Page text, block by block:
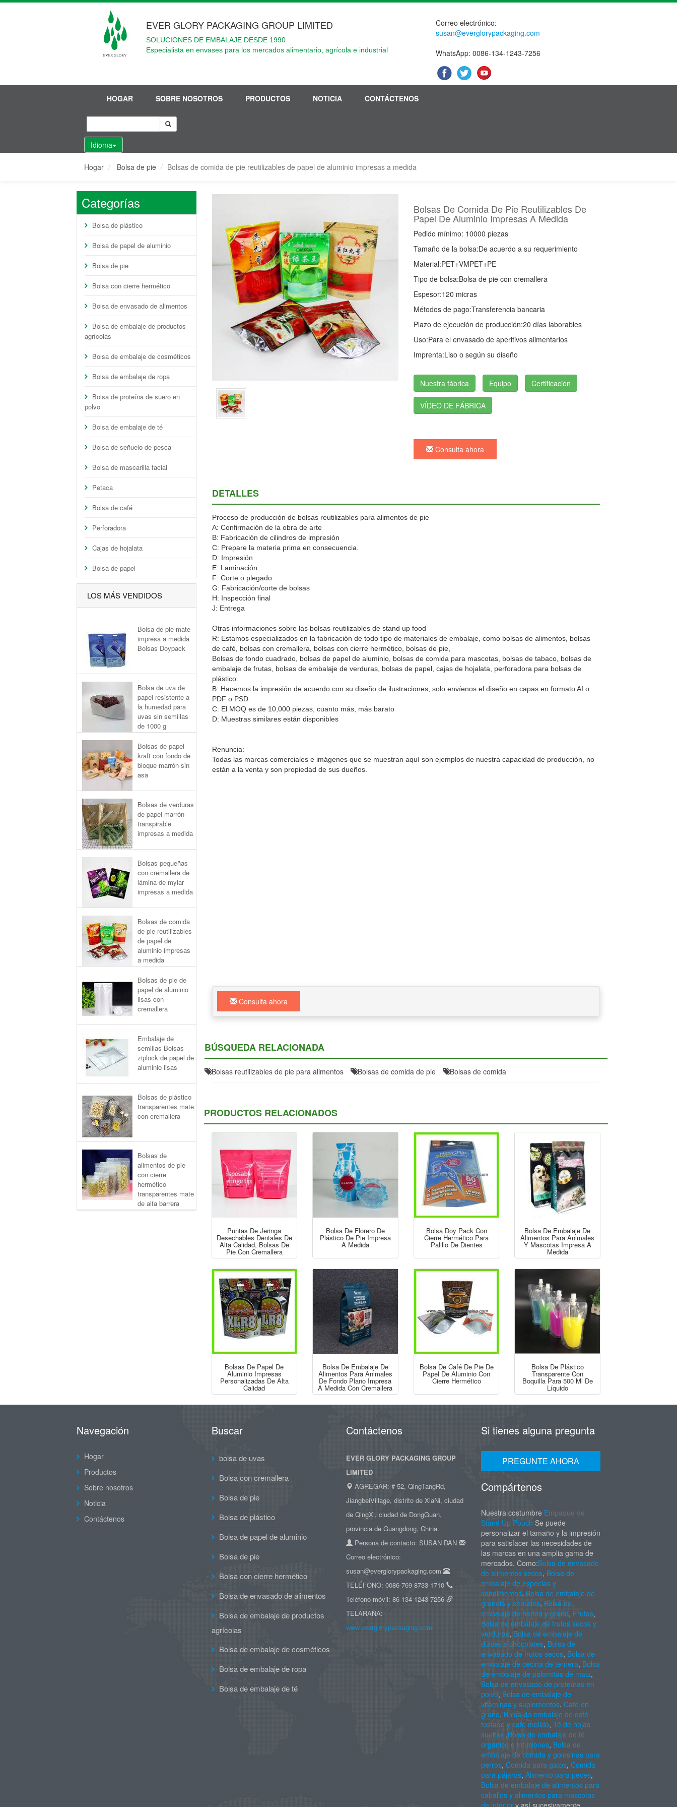
EVER GLORY PACKAGING GROUP LIMITED
SOLUCIONES DE EMBALAJE DESDE 1990
Especialista en envases para los mercados alimentario, agrícola e industrial
Correo electrónico:
susan@everglorypackaging.com
WhatsApp: 0086-134-1243-7256
HOGAR SOBRE NOSOTROS PRODUCTOS NOTICIA CONTÁCTENOS
Idioma
Hogar Bolsa de pie Bolsas de comida de pie reutilizables de papel de aluminio impresas a medida
Categorías
Bolsa de plástico
Bolsa de papel de aluminio
Bolsa de pie
Bolsa con cierre hermético
Bolsa de envasado de alimentos
Bolsa de embalaje de productos
agrícolas
Bolsa de embalaje de cosméticos
Bolsa de embalaje de ropa
Bolsa de proteína de suero en
polvo
Bolsa de embalaje de té
Bolsa de señuelo de pesca
Bolsa de mascarilla facial
Petaca
Bolsa de café
Perforadora
Cajas de hojalata
Bolsa de papel
LOS MÁS VENDIDOS
Bolsa de pie mate
impresa a medida
Bolsas Doypack
Bolsa de uva de
papel resistente a
la humedad para
uvas sin semillas
de 1000 g
Bolsas de papel
kraft con fondo de
bloque marrón sin
asa
Bolsas de verduras
de papel marrón
transpirable
impresas a medida
Bolsas pequeñas
con cremallera de
lámina de mylar
impresas a medida
Bolsas de comida
de pie reutilizables
de papel de
aluminio impresas
a medida
Bolsas de pie de
papel de aluminio
lisas con
cremallera
Embalaje de
semillas Bolsas
ziplock de papel de
aluminio lisas
Bolsas de plástico
transparentes mate
con cremallera
Bolsas de
alimentos de pie
con cierre
hermético
transparentes mate
de alta barrera
Bolsas De Comida De Pie Reutilizables De
Papel De Aluminio Impresas A Medida
Pedido mínimo: 10000 piezas
Tamaño de la bolsa:De acuerdo a su requerimiento
Material:PET+VMPET+PE
Tipo de bolsa:Bolsa de pie con cremallera
Espesor:120 micras
Métodos de pago:Transferencia bancaria
Plazo de ejecución de producción:20 días laborables
Uso:Para el envasado de aperitivos alimentarios
Imprenta:Liso o según su diseño
Nuestra fábrica Equipo Certificación
VÍDEO DE FÁBRICA
Consulta ahora
DETALLES
Proceso de producción de bolsas reutilizables para alimentos de pie
A: Confirmación de la obra de arte
B: Fabricación de cilindros de impresión
C: Prepare la materia prima en consecuencia.
D: Impresión
E: Laminación
F: Corte o plegado
G: Fabricación/corte de bolsas
H: Inspección final
J: Entrega
Otras informaciones sobre las bolsas reutilizables de stand up food
R: Estamos especializados en la fabricación de todo tipo de materiales de embalaje, como bolsas de alimentos, bolsas
de café, bolsas con cremallera, bolsas con cierre hermético, bolsas de pie,
Bolsas de fondo cuadrado, bolsas de papel de aluminio, bolsas de comida para mascotas, bolsas de tabaco, bolsas de
embalaje de frutas, bolsas de embalaje de verduras, bolsas de papel, cajas de hojalata, perforadora para bolsas de
plástico.
B: Hacemos la impresión de acuerdo con su diseño de ilustraciones, solo envíenos el diseño en capas en formato AI o
PDF o PSD.
C: El MOQ es de 10,000 piezas, cuanto más, más barato
D: Muestras similares están disponibles
Renuncia:
Todas las marcas comerciales e imágenes que se muestran aquí son ejemplos de nuestra capacidad de producción, no
están a la venta y son propiedad de sus dueños.
Consulta ahora
BÚSQUEDA RELACIONADA
Bolsas reutilizables de pie para alimentos Bolsas de comida de pie Bolsas de comida
PRODUCTOS RELACIONADOS
Puntas De Jeringa
Desechables Dentales De
Alta Calidad, Bolsas De
Pie Con Cremallera
Bolsa De Florero De
Plástico De Pie Impresa
A Medida
Bolsa Doy Pack Con
Cierre Hermético Para
Palillo De Dientes
Bolsa De Embalaje De
Alimentos Para Animales
Y Mascotas Impresa A
Medida
Bolsas De Papel De
Aluminio Impresas
Personalizadas De Alta
Calidad
Bolsa De Embalaje De
Alimentos Para Animales
De Fondo Plano Impresa
A Medida Con Cremallera
Bolsa De Café De Pie De
Papel De Aluminio Con
Cierre Hermético
Bolsa De Plástico
Transparente Con
Boquilla Para 500 Ml De
Líquido
Navegación
Hogar
Productos
Sobre nosotros
Noticia
Contáctenos
Buscar
bolsa de uvas
Bolsa con cremallera
Bolsa de pie
Bolsa de plástico
Bolsa de papel de aluminio
Bolsa de pie
Bolsa con cierre hermético
Bolsa de envasado de alimentos
Bolsa de embalaje de productos
agrícolas
Bolsa de embalaje de cosméticos
Bolsa de embalaje de ropa
Bolsa de embalaje de té
Contáctenos
EVER GLORY PACKAGING GROUP
LIMITED
AGREGAR: # 52, QingTangRd,
JiangbeiVillage, distrito de XiaNi, ciudad
de QingXi, ciudad de DongGuan,
provincia de Guangdong, China.
Persona de contacto: SUSAN DAN
Correo electrónico:
susan@everglorypackaging.com
TELÉFONO: 0086-769-8733-1710
Teléfono móvil: 86-134-1243-7256
TELARAÑA:
www.everglorypackaging.com
Si tienes alguna pregunta
PREGUNTE AHORA
Compártenos
Nuestra costumbre Empaque de
Stand Up Pouch Se puede
personalizar el tamaño y la impresión
para satisfacer las necesidades de
las marcas en una amplia gama de
mercados. Como:Bolsa de envasado
de alimentos secos, Bolsa de
embalaje de especias y
condimentos, Bolsa de embalaje de
granola y cereales, Bolsa de
embalaje de harina y grano, Frutas,
Bolsa de embalaje de frutos secos y
verduras, Bolsa de embalaje de
dulces y chocolates, Bolsa de
envasado de frutos secos, Bolsa de
embalaje de cecina de ternera, Bolsa
de embalaje de palomitas de maíz,
Bolsa de envasado de proteínas en
polvo, Bolsa de embalaje de
vitaminas y suplementos, Café en
grano, Bolsa de embalaje de café
tostado y café molido, Té de hojas
sueltas,Bolsa de embalaje de té
orgánico e infusiones, Bolsa de
embalaje de comida y golosinas para
perros, Comida para gatos, Comida
para pájaros, Alimento para peces,
Bolsa de embalaje de alimentos para
caballos y alimentos para mascotas